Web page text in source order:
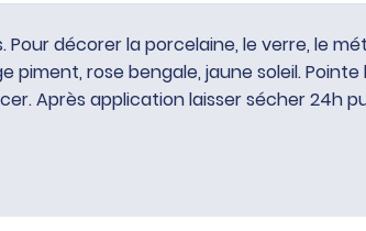
décorer la porcelaine, le verre, le
rose bengale, jaune soleil. Pointe
Après application laisser sécher 24h